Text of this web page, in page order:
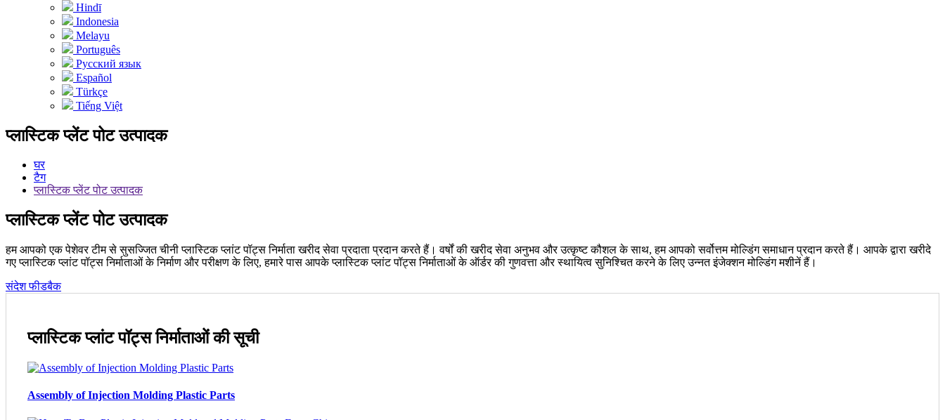
Hindī
Indonesia
Melayu
Português
Русский язык
Español
Türkçe
Tiếng Việt
प्लास्टिक प्लेंट पोट उत्पादक
घर
टैग
प्लास्टिक प्लेंट पोट उत्पादक
प्लास्टिक प्लेंट पोट उत्पादक
हम आपको एक पेशेवर टीम से सुसज्जित चीनी प्लास्टिक प्लांट पॉट्स निर्माता खरीद सेवा प्रदाता प्रदान करते हैं। वर्षों की खरीद सेवा अनुभव और उत्कृष्ट कौशल के साथ, हम आपको सर्वोत्तम मोल्डिंग समाधान प्रदान करते हैं। आपके द्वारा खरीदे
गए प्लास्टिक प्लांट पॉट्स निर्माताओं के निर्माण और परीक्षण के लिए, हमारे पास आपके प्लास्टिक प्लांट पॉट्स निर्माताओं के ऑर्डर की गुणवत्ता और स्थायित्व सुनिश्चित करने के लिए उन्नत इंजेक्शन मोल्डिंग मशीनें हैं।
संदेश फीडबैक
प्लास्टिक प्लांट पॉट्स निर्माताओं की सूची
Assembly of Injection Molding Plastic Parts